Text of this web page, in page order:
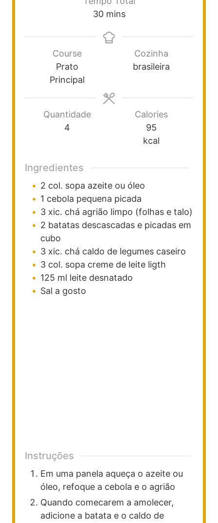
30 mins
Course
Prato
Principal
Cozinha
brasileira
Quantidade
4
Calories
95
kcal
Ingredientes
2 col. sopa azeite ou óleo
1 cebola pequena picada
3 xic. chá agrião limpo (folhas e talo)
2 batatas descascadas e picadas em
cubo
3 xic. chá caldo de legumes caseiro
3 col. sopa creme de leite ligth
125 ml leite desnatado
Sal a gosto
Instruções
Em uma panela aqueça o azeite ou
óleo, refoque a cebola e o agrião
Quando comecarem a amolecer,
adicione a batata e o caldo de